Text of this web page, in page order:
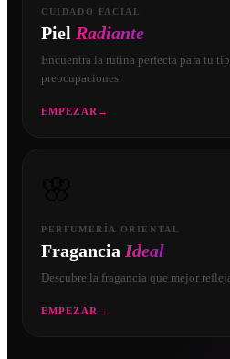
CUIDADO FACIAL
Piel Radiante
Encuentra la rutina perfecta para tu
preocupaciones.
EMPEZAR →
PERFUMERÍA ORIENTAL
Fragancia Ideal
Descubre la fragancia que mejor
EMPEZAR →